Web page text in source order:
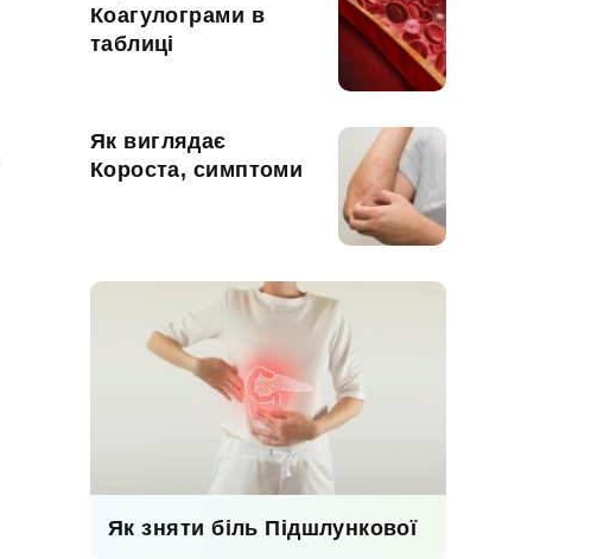
Коагулограми в
таблиці
Як виглядає
Короста, симптоми
Як зняти біль Підшлункової